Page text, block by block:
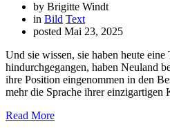
by Brigitte Windt
in Bild Text
posted Mai 23, 2025
Und sie wissen, sie haben heute
hindurchgegangen, haben Neuland
ihre Position eingenommen in den
mehr die Sprache ihrer einzigartigen
Read More